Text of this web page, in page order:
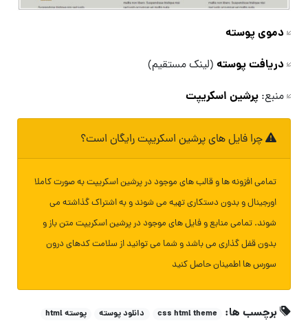
دموی پوسته
دریافت پوسته (لینک مستقیم)
منبع: پرشین اسکریپت
چرا فایل های پرشین اسکریپت رایگان است؟
تمامی افزونه ها و قالب های موجود در پرشین اسکریپت به صورت کاملا
اورجینال و بدون دستکاری تهیه می شوند و به اشتراک گذاشته می
شوند. تمامی منابع و فایل های موجود در پرشین اسکریپت متن باز و
بدون قفل گذاری می باشد و شما می توانید از سلامت کدهای درون
سورس ها اطمینان حاصل کنید
برچسب ها: css html theme دانلود پوسته
پوسته html